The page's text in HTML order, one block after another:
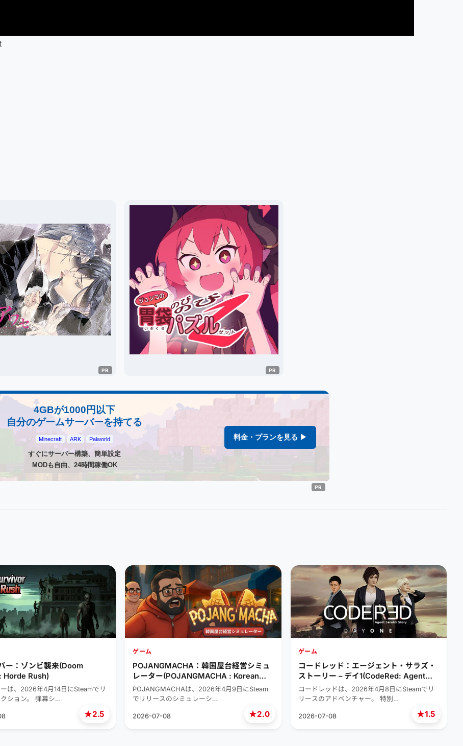
4GBが1000円以下
自分のゲームサーバーを持てる
Minecraft ARK Palworld
すぐにサーバー構築、簡単設定
MODも自由、24時間稼働OK
料金・プランを見る ▶
★2.5
ー：ゾンビ襲来(Doom
Rush)
は、2026年4月14日にSteamでリ
クション。 弾幕シ…
★2.0
ゲーム
POJANGMACHA：韓国屋台経営シミュ
レーター(POJANGMACHA : Korean
Street Food Management Simulator)
POJANGMACHAは、2026年4月9日にSteam
でリリースのシミュレーシ…
2026-07-08 ★1.5
ゲーム
コードレッド：エージェント・サラズ・
ストーリー – デイ1(CodeRed: Agent
Sarah’s Story – Day one)
コードレッドは、2026年4月8日にSteamでリ
リースのアドベンチャー。 特別…
2026-07-08